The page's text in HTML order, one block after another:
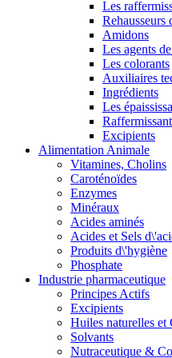
Les
Rehausseurs
Amidons
Les agents
Les colorants
Auxiliaires
Ingrédients
Les
Excipients
Alimentation Animale
Vitamines, Cholins
Caroténoïdes
Enzymes
Minéraux
Acides aminés
Acides et Sels
Produits d\'hygiène
Phosphate
Industrie pharmaceutique
Principes Actifs
Excipients
Huiles naturelles et
Solvants
Nutraceutique &